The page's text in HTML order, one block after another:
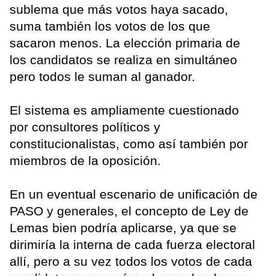
sublema que más votos haya sacado,
suma también los votos de los que
sacaron menos. La elección primaria de
los candidatos se realiza en simultáneo
pero todos le suman al ganador.
El sistema es ampliamente cuestionado
por consultores políticos y
constitucionalistas, como así también por
miembros de la oposición.
En un eventual escenario de unificación de
PASO y generales, el concepto de Ley de
Lemas bien podría aplicarse, ya que se
dirimiría la interna de cada fuerza electoral
allí, pero a su vez todos los votos de cada